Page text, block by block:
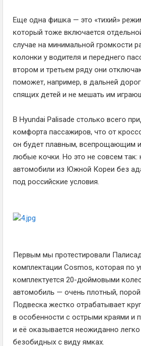
Еще одна фишка — это «тихий»
который тоже включается
случае на минимальной громкости
колонки у водителя и переднего
втором и третьем ряду они
поможет, например, в дальней
спящих детей и не мешать им
В Hyundai Palisade столько всего
комфорта пассажиров, что от
он будет плавным, всепрощающим
любые кочки. Но это не совсем так:
автомобили из Южной Кореи без
под российские условия.
Первым мы протестировали
комплектации Cosmos, которая по
комплектуется 20-дюймовыми
автомобиль — очень плотный, порой
Подвеска жестко отрабатывает
в особенности с острыми краями и
и её оказывается неожиданно
безобидных с виду ямках.